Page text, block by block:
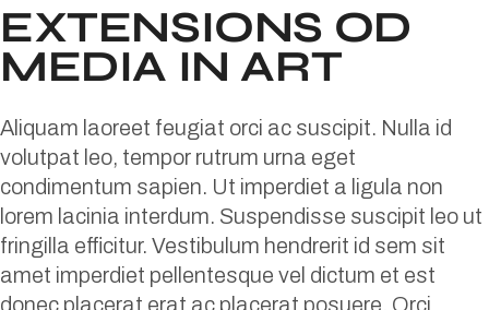
EXTENSIONS OD
MEDIA IN ART
Aliquam laoreet feugiat orci ac suscipit. Nulla id
volutpat leo, tempor rutrum urna eget
condimentum sapien. Ut imperdiet a ligula non
lorem lacinia interdum. Suspendisse suscipit leo ut
fringilla efficitur. Vestibulum hendrerit id sem sit
amet imperdiet pellentesque vel dictum et est
donec placerat erat ac placerat posuere. Orci